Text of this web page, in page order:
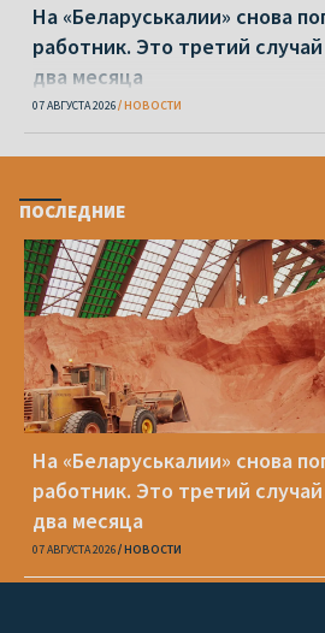
На «Беларуськалии» снова
работник. Это третий
два месяца
07 АВГУСТА 2026 НОВОСТИ
ПОСЛЕДНИЕ
На «Беларуськалии» снова
работник. Это третий случай
два месяца
07 АВГУСТА 2026 НОВОСТИ